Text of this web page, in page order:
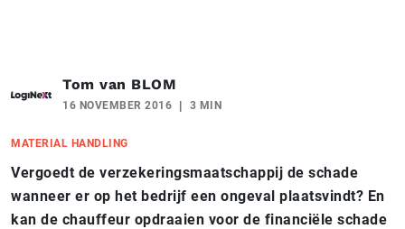
Tom van BLOM
16 NOVEMBER 2016 3 MIN
MATERIAL HANDLING
Vergoedt de verzekeringsmaatschappij de schade
wanneer er op het bedrijf een ongeval plaatsvindt? En
kan de chauffeur opdraaien voor de financiële schade